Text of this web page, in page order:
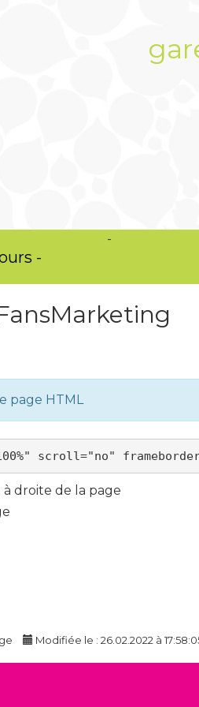
-
-
page HTML
droite de la page
Modifiée le : 26.02.2022 à